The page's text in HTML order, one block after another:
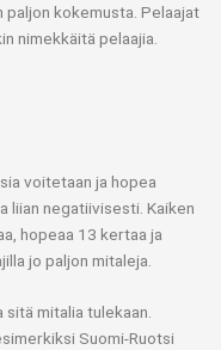
paljon kokemusta. Pelaajat
nimekkäitä pelaajia.
voitetaan ja hopea
liian negatiivisesti. Kaiken
hopeaa 13 kertaa ja
jo paljon mitaleja.
sitä mitalia tulekaan.
Suomi-Ruotsi